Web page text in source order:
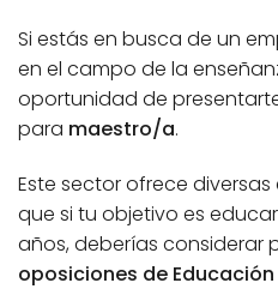
Si estás en busca de un
en el campo de la
oportunidad de
para maestro/a.
Este sector ofrece
que si tu objetivo es
años, deberías considerar
oposiciones de